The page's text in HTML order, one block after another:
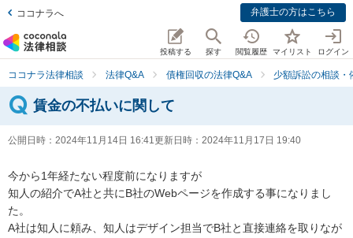
ココナラへ 弁護士の方はこちら
投稿する 探す 閲覧履歴 マイリスト ログイン
ココナラ法律相談 法律Q&A 債権回収の法律Q&A 少額訴訟の相談・
賃金の不払いに関して
公開日時： 2024年11月14日 16:41更新日時： 2024年11月17日 19:40
今から1年経たない程度前になりますが
知人の紹介でA社と共にB社のWebページを作成する事になりまし
た。
A社は知人に頼み、知人はデザイン担当でB社と直接連絡を取りなが